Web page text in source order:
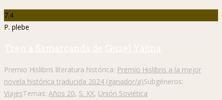
7.4
P. plebe
Tren a Samarcanda de Guzel Yájina
Premio Hislibris literatura histórica: Premio Hislibris a la mejor
novela histórica traducida 2024 (ganador/a)Subgéneros:
ViajesTemas: Años 20, S. XX, Unión Soviética